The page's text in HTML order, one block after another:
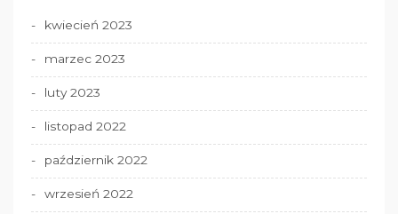
kwiecień 2023
marzec 2023
luty 2023
listopad 2022
październik 2022
wrzesień 2022